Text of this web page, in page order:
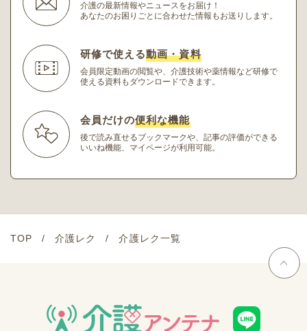
介護の最新情報やニュースをお届け！
あなたのお困りごとに合わせた情報もお送りします。
研修で使える動画・資料
会員限定動画の閲覧や、介護技術や薬情報など研修で
使える資料もダウンロードできます。
会員だけの便利な機能
後で読み直せるブックマークや、記事の評価ができる
いいね機能、マイページが利用可能。
TOP 介護レク 介護レク一覧